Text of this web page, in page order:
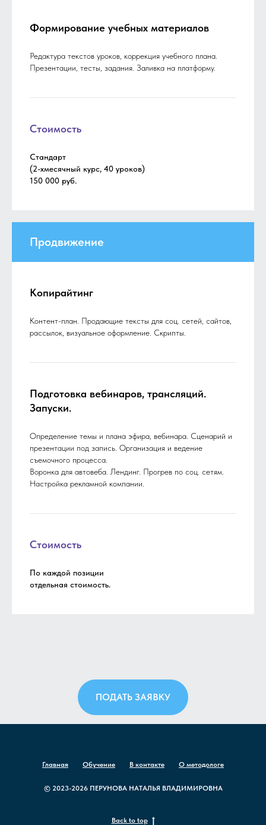
Формирование учебных материалов
Редактура текстов уроков, коррекция учебного плана.
Презентации, тесты, задания. Заливка на платформу.
Стоимость
Стандарт
(2-хмесячный курс, 40 уроков)
150 000 руб.
Продвижение
Копирайтинг
Контент-план. Продающие тексты для соц. сетей, сайтов,
рассылок, визуальное оформление. Скрипты.
Подготовка вебинаров, трансляций.
Запуски.
Определение темы и плана эфира, вебинара. Сценарий и
презентации под запись. Организация и ведение
съемочного процесса.
Воронка для автовеба. Лендинг. Прогрев по соц. сетям.
Настройка рекламной компании.
Стоимость
По каждой позиции
отдельная стоимость.
ПОДАТЬ ЗАЯВКУ
Главная Обучение В контакте О методологе
© 2023-2026 ПЕРУНОВА НАТАЛЬЯ ВЛАДИМИРОВНА
Back to top